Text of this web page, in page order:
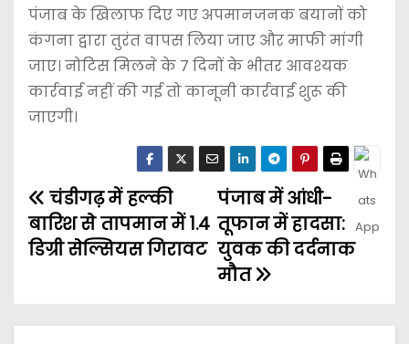
पंजाब के खिलाफ दिए गए अपमानजनक बयानों को
कंगना द्वारा तुरंत वापस लिया जाए और माफी मांगी
जाए। नोटिस मिलने के 7 दिनों के भीतर आवश्यक
कार्रवाई नहीं की गई तो कानूनी कार्रवाई शुरू की
जाएगी।
पंजाब में आंधी-
तूफान में हादसा:
युवक की दर्दनाक
मौत
चंडीगढ़ में हल्की
बारिश से तापमान में 1.4
डिग्री सेल्सियस गिरावट